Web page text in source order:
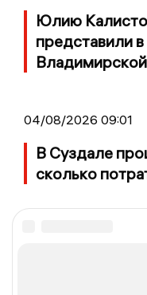
Юлию
представили
04/08/2026 09:01
В Суздале
сколько